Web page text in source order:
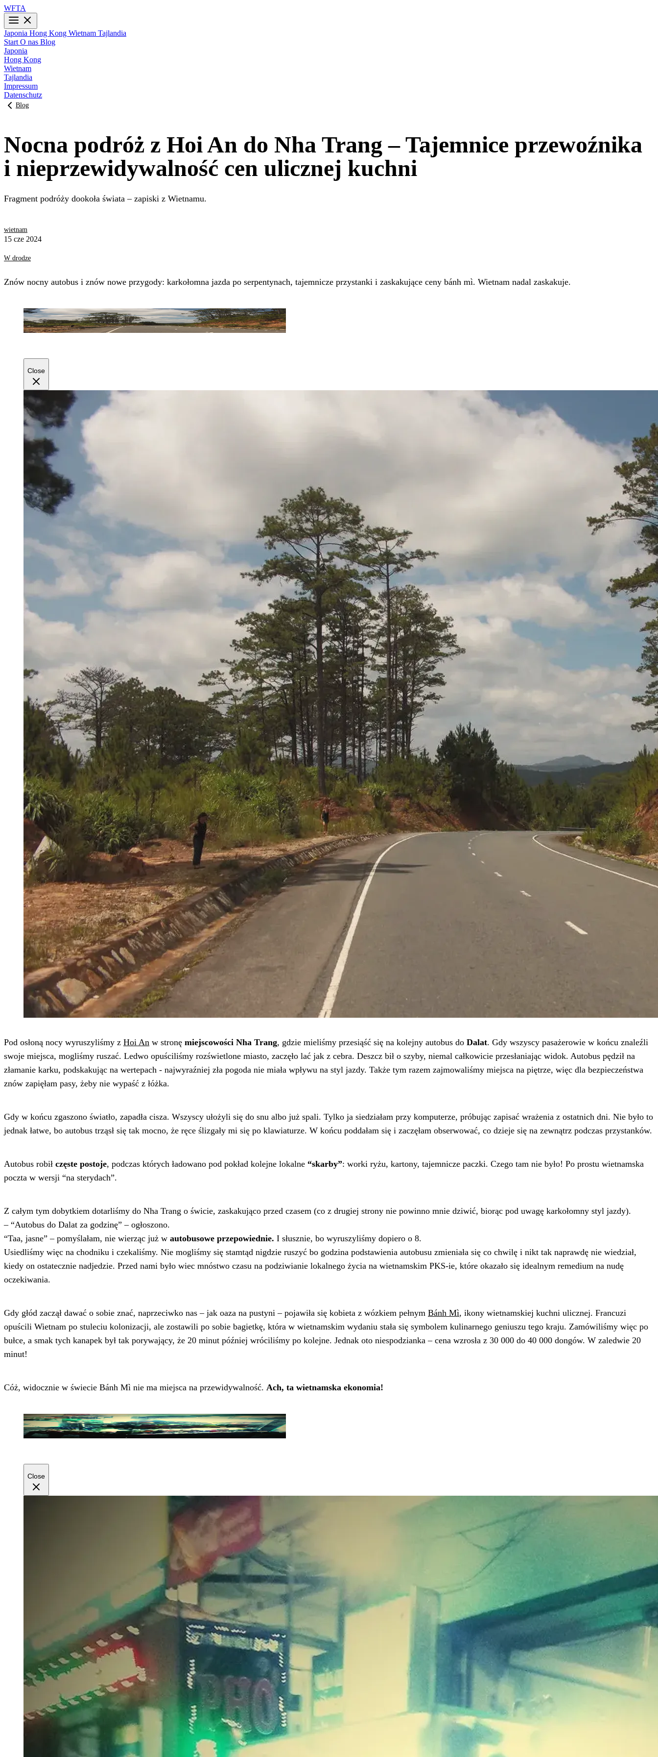
WFTA
Japonia Hong Kong Wietnam Tajlandia
Start O nas Blog
Japonia
Hong Kong
Wietnam
Tajlandia
Impressum
Datenschutz
Blog
Nocna podróż z Hoi An do Nha Trang – Tajemnice przewoźnika
i nieprzewidywalność cen ulicznej kuchni
Fragment podróży dookoła świata – zapiski z Wietnamu.
wietnam
15 cze 2024
W drodze
Znów nocny autobus i znów nowe przygody: karkołomna jazda po serpentynach, tajemnicze przystanki i zaskakujące ceny bánh mì. Wietnam nadal zaskakuje.
Close
Pod osłoną nocy wyruszyliśmy z Hoi An w stronę miejscowości Nha Trang, gdzie mieliśmy przesiąść się na kolejny autobus do Dalat. Gdy wszyscy pasażerowie w końcu znaleźli
swoje miejsca, mogliśmy ruszać. Ledwo opuściliśmy rozświetlone miasto, zaczęło lać jak z cebra. Deszcz bił o szyby, niemal całkowicie przesłaniając widok. Autobus pędził na
złamanie karku, podskakując na wertepach - najwyraźniej zła pogoda nie miała wpływu na styl jazdy. Także tym razem zajmowaliśmy miejsca na piętrze, więc dla bezpieczeństwa
znów zapięłam pasy, żeby nie wypaść z łóżka.
Gdy w końcu zgaszono światło, zapadła cisza. Wszyscy ułożyli się do snu albo już spali. Tylko ja siedziałam przy komputerze, próbując zapisać wrażenia z ostatnich dni. Nie było to
jednak łatwe, bo autobus trząsł się tak mocno, że ręce ślizgały mi się po klawiaturze. W końcu poddałam się i zaczęłam obserwować, co dzieje się na zewnątrz podczas przystanków.
Autobus robił częste postoje, podczas których ładowano pod pokład kolejne lokalne “skarby”: worki ryżu, kartony, tajemnicze paczki. Czego tam nie było! Po prostu wietnamska
poczta w wersji “na sterydach”.
Z całym tym dobytkiem dotarliśmy do Nha Trang o świcie, zaskakująco przed czasem (co z drugiej strony nie powinno mnie dziwić, biorąc pod uwagę karkołomny styl jazdy).
– “Autobus do Dalat za godzinę” – ogłoszono.
“Taa, jasne” – pomyślałam, nie wierząc już w autobusowe przepowiednie. I słusznie, bo wyruszyliśmy dopiero o 8.
Usiedliśmy więc na chodniku i czekaliśmy. Nie mogliśmy się stamtąd nigdzie ruszyć bo godzina podstawienia autobusu zmieniała się co chwilę i nikt tak naprawdę nie wiedział,
kiedy on ostatecznie nadjedzie. Przed nami było wiec mnóstwo czasu na podziwianie lokalnego życia na wietnamskim PKS-ie, które okazało się idealnym remedium na nudę
oczekiwania.
Gdy głód zaczął dawać o sobie znać, naprzeciwko nas – jak oaza na pustyni – pojawiła się kobieta z wózkiem pełnym Bánh Mì, ikony wietnamskiej kuchni ulicznej. Francuzi
opuścili Wietnam po stuleciu kolonizacji, ale zostawili po sobie bagietkę, która w wietnamskim wydaniu stała się symbolem kulinarnego geniuszu tego kraju. Zamówiliśmy więc po
bułce, a smak tych kanapek był tak porywający, że 20 minut później wróciliśmy po kolejne. Jednak oto niespodzianka – cena wzrosła z 30 000 do 40 000 dongów. W zaledwie 20
minut!
Cóż, widocznie w świecie Bánh Mì nie ma miejsca na przewidywalność. Ach, ta wietnamska ekonomia!
Close